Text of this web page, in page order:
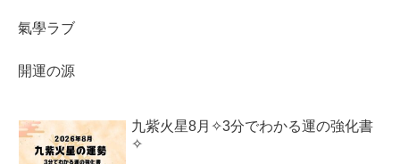
氣學ラブ
開運の源
九紫火星8月✧3分でわかる運の強化書
✧